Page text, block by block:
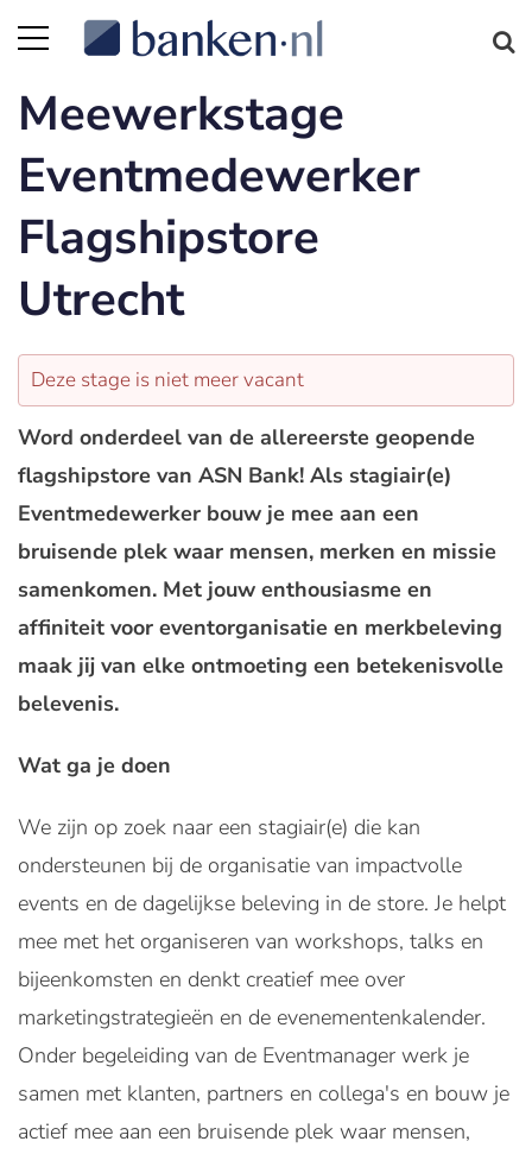
Meewerkstage
Eventmedewerker
Flagshipstore
Utrecht
Deze stage is niet meer vacant
Word onderdeel van de allereerste geopende
flagshipstore van ASN Bank! Als stagiair(e)
Eventmedewerker bouw je mee aan een
bruisende plek waar mensen, merken en missie
samenkomen. Met jouw enthousiasme en
affiniteit voor eventorganisatie en merkbeleving
maak jij van elke ontmoeting een betekenisvolle
belevenis.
Wat ga je doen
We zijn op zoek naar een stagiair(e) die kan
ondersteunen bij de organisatie van impactvolle
events en de dagelijkse beleving in de store. Je helpt
mee met het organiseren van workshops, talks en
bijeenkomsten en denkt creatief mee over
marketingstrategieën en de evenementenkalender.
Onder begeleiding van de Eventmanager werk je
samen met klanten, partners en collega's en bouw je
actief mee aan een bruisende plek waar mensen,